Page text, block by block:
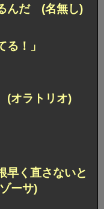
んだ (名無し)
る！」
(オラトリオ)
く直さないと
ーサ)